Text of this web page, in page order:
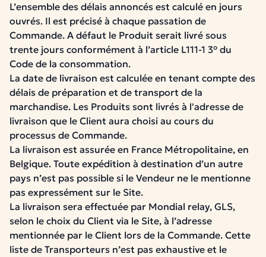
L’ensemble des délais annoncés est calculé en jours
ouvrés. Il est précisé à chaque passation de
Commande. A défaut le Produit serait livré sous
trente jours conformément à l’article L111-1 3° du
Code de la consommation.
La date de livraison est calculée en tenant compte des
délais de préparation et de transport de la
marchandise. Les Produits sont livrés à l'adresse de
livraison que le Client aura choisi au cours du
processus de Commande.
La livraison est assurée en France Métropolitaine, en
Belgique. Toute expédition à destination d’un autre
pays n’est pas possible si le Vendeur ne le mentionne
pas expressément sur le Site.
La livraison sera effectuée par Mondial relay, GLS,
selon le choix du Client via le Site, à l’adresse
mentionnée par le Client lors de la Commande. Cette
liste de Transporteurs n’est pas exhaustive et le